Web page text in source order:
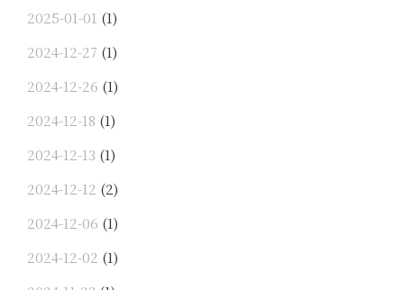
2025-01-01 (1)
2024-12-27 (1)
2024-12-26 (1)
2024-12-18 (1)
2024-12-13 (1)
2024-12-12 (2)
2024-12-06 (1)
2024-12-02 (1)